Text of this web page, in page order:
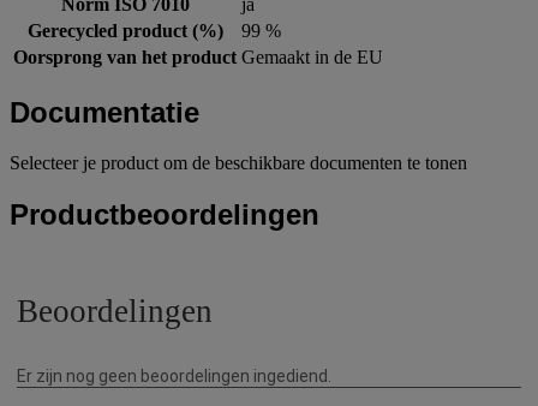
Gerecycled product (%)
99 %
Oorsprong van het product Gemaakt in de EU
Documentatie
Selecteer je product om de beschikbare documenten te tonen
Productbeoordelingen